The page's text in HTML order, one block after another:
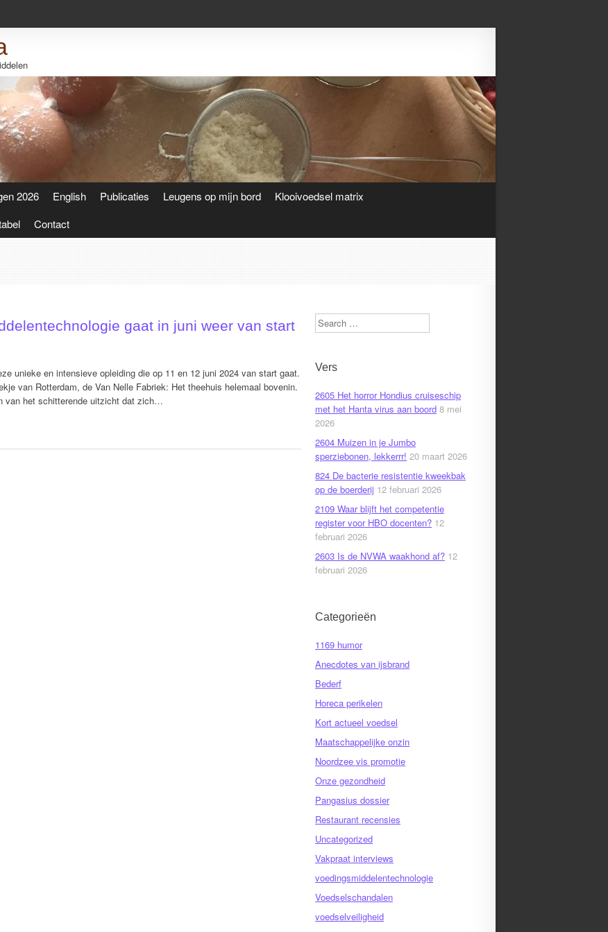
Search
2026 English Publicaties Leugens op mijn bord
Klooivoedsel matrix
Contact
gaat in juni weer van start
unieke en intensieve opleiding die op 11 en 12 juni 2024 van start gaat.
van Rotterdam, de Van Nelle Fabriek: Het theehuis helemaal bovenin.
van het schitterende uitzicht dat zich…
Search
Vers
2605 Het horror Hondius cruiseschip
met het Hanta virus aan boord 8 mei
2026
2604 Muizen in je Jumbo
sperziebonen, lekkerrr! 20 maart 2026
824 De bacterie resistentie kweekbak
op de boerderij 12 februari 2026
2109 Waar blijft het competentie
register voor HBO docenten? 12
februari 2026
2603 Is de NVWA waakhond af? 12
februari 2026
Categorieën
1169 humor
Anecdotes van ijsbrand
Bederf
Horeca perikelen
Kort actueel voedsel
Maatschappelijke onzin
Noordzee vis promotie
Onze gezondheid
Pangasius dossier
Restaurant recensies
Uncategorized
Vakpraat interviews
voedingsmiddelentechnologie
Voedselschandalen
voedselveiligheid